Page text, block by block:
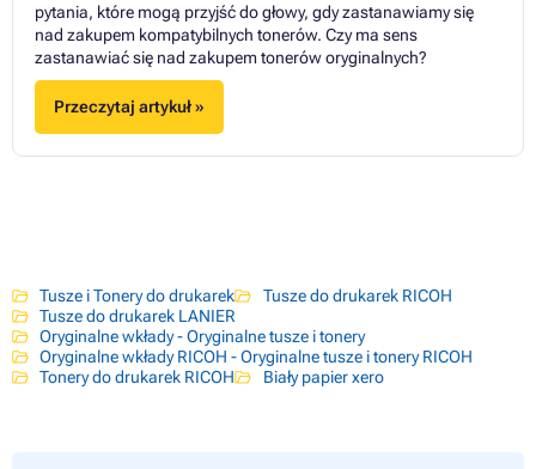
pytania, które mogą przyjść do głowy, gdy zastanawiamy się
nad zakupem kompatybilnych tonerów. Czy ma sens
zastanawiać się nad zakupem tonerów oryginalnych?
Przeczytaj artykuł »
Tusze i Tonery do drukarek
Tusze do drukarek RICOH
Tusze do drukarek LANIER
Oryginalne wkłady - Oryginalne tusze i tonery
Oryginalne wkłady RICOH - Oryginalne tusze i tonery RICOH
Tonery do drukarek RICOH
Biały papier xero